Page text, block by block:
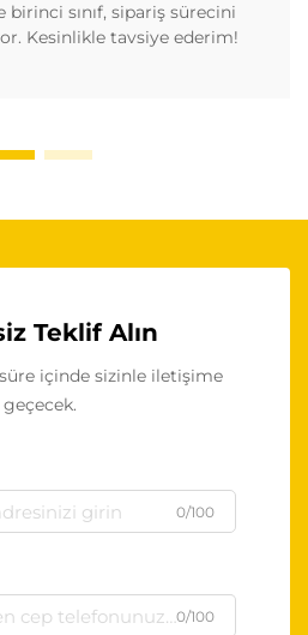
sınıf, sipariş sürecini
Kesinlikle tavsiye ederim!
Teklif Alın
içinde sizinle iletişime
geçecek.
0/100
0/100